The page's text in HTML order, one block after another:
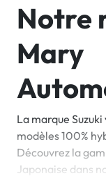
Notre
Mary
La marque
modèles 100%
Découvrez la
Japonaise dans